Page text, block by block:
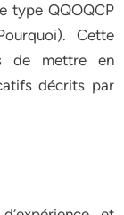
type QQOQCP
Cette
de mettre en
décrits par